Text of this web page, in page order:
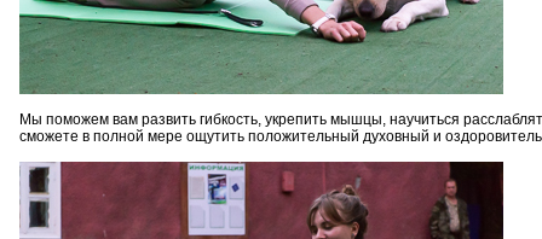
Мы поможем вам развить гибкость, укрепить мышцы, научиться
сможете в полной мере ощутить положительный духовный и